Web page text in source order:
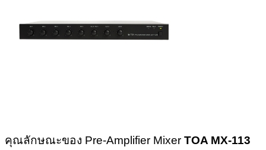
คุณลักษณะของ Pre-Amplifier Mixer TOA MX-113